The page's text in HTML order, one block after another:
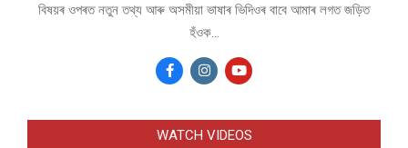
বিষয়ৰ ওপৰত নতুন তথ্য আৰু অসমীয়া ভাষাৰ ভিদিওৰ বাবে আমাৰ লগত জড়িত
হঁওক...
WATCH VIDEOS